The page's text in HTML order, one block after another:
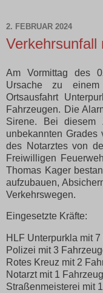
2. FEBRUAR 2024
Verkehrsunfall
Am Vormittag des
Ursache zu
Ortsausfahrt
Fahrzeugen. Die
Sirene. Bei diesem
unbekannten Grades
des Notarztes von
Freiwilligen
Thomas Kager
aufzubauen,
Verkehrswegen.
Eingesetzte Kräfte:
HLF Unterpurkla mit 7
Polizei mit 3
Rotes Kreuz mit 2
Notarzt mit 1 Fahrzeug
Straßenmeisterei mit